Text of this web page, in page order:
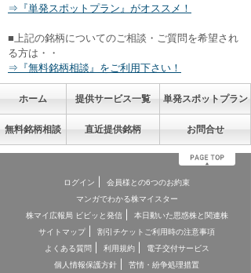
⇒『単発スポットプラン』がオススメ！
■上記の銘柄についてのご相談・ご質問を希望され
る方は・・
⇒『無料銘柄相談』をご利用下さい！
ホーム 提供サービス一覧 単発スポットプラン
無料銘柄相談 直近提供銘柄 お問合せ
ログイン
会員様との6つのお約束
マンガでわかる株マイスター
株マイ広報局 ビビッと発信
本日動いた思惑株と関連株
サイトマップ
割引チケットご利用時の注意事項
よくある質問
利用規約
電子交付サービス
個人情報保護方針
苦情・紛争処理措置